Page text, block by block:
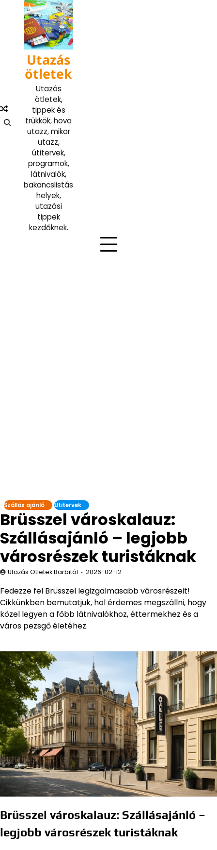
content
Utazás
ötletek
Utazás
ötletek,
tippek és
trükkök, hova
utazz, mikor
utazz,
útitervek,
programok,
látnivalók,
bakancslistás
helyek,
utazási
tippek
kezdőknek.
Szállás ajánló Útitervek
Brüsszel városkalauz:
Szállásajánló – legjobb
városrészek turistáknak
Utazás Ötletek Barbitól 2026-02-12
Fedezze fel Brüsszel legizgalmasabb városrészeit!
Cikkünkben bemutatjuk, hol érdemes megszállni, hogy
közel legyen a főbb látnivalókhoz, éttermekhez és a
város pezsgő életéhez.
Brüsszel városkalauz: Szállásajánló –
legjobb városrészek turistáknak